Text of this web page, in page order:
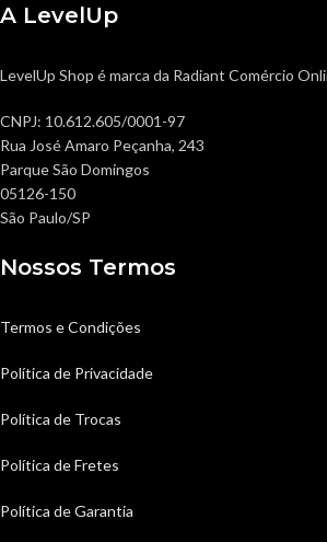
A LevelUp
LevelUp Shop é marca da Radiant Comércio
CNPJ: 10.612.605/0001-97
Rua José Amaro Peçanha, 243
Parque São Domingos
05126-150
São Paulo/SP
Nossos Termos
Termos e Condições
Política de Privacidade
Política de Trocas
Política de Fretes
Política de Garantia